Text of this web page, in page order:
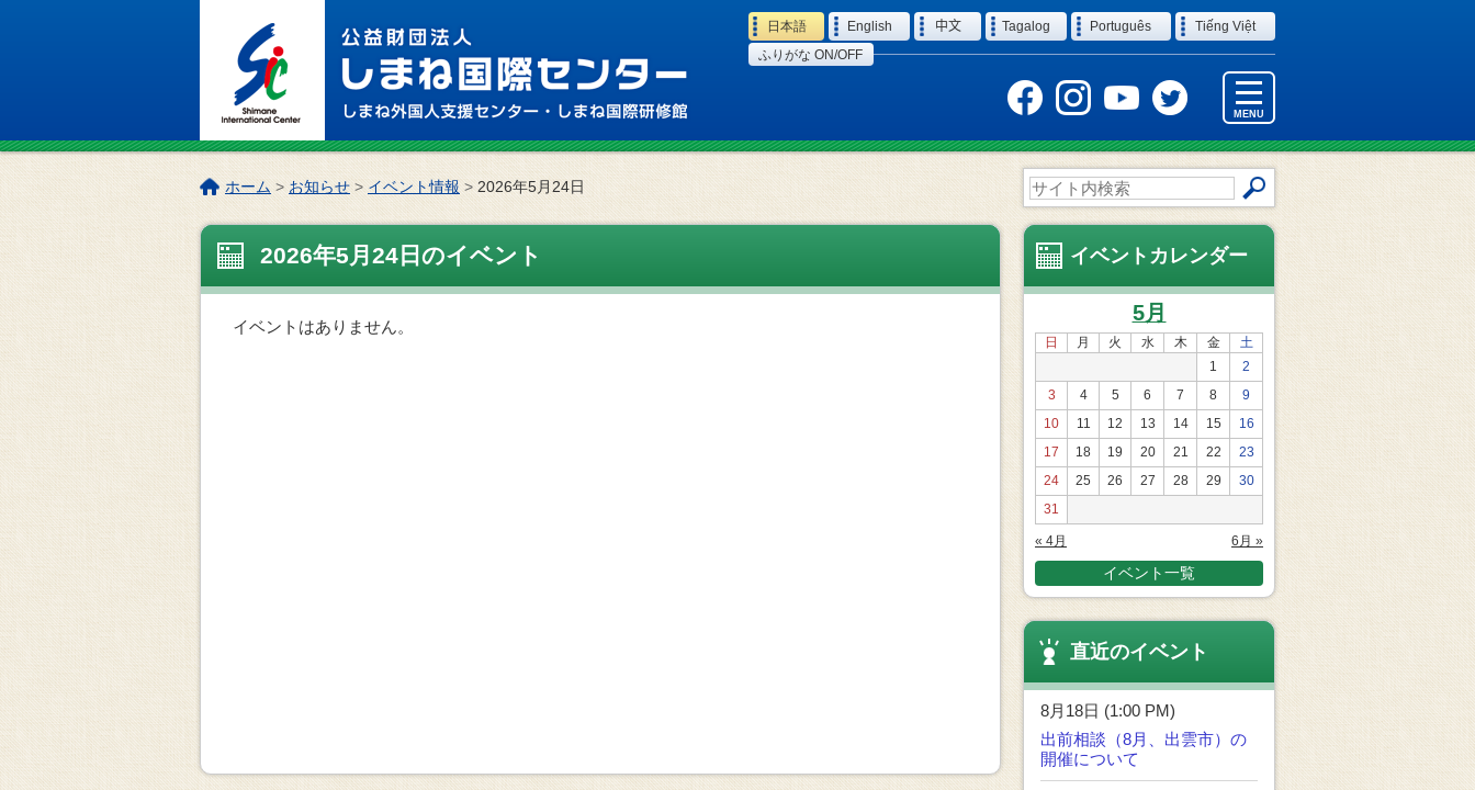
Language
日本語 English 中文 Tagalog Português
Tiếng Việt
ふりがな ON/OFF
MENU
サ
イ
ト
内
こ
ペ
ホーム > お知らせ > イベント情報 > 2026年5月24日
2026年5月24日のイベント
イベントはありません。
イベントカレンダー
5月
日 月 火 水 木 金
土
1
2
3
4 5 6 7 8
9
10
11 12 13 14 15
16
17
18 19 20 21 22
23
24
25 26 27 28 29
30
31
« 4月 6月 »
イベント一覧
直近のイベント
8月18日 (1:00 PM)
出前相談（8月、出雲市）の
開催について